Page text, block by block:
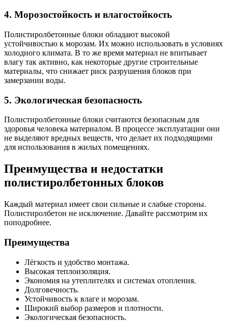
4. Морозостойкость и влагостойкость
Полистиролбетонные блоки обладают высокой
устойчивостью к морозам. Их можно использовать в условиях
холодного климата. В то же время материал не впитывает
влагу так активно, как некоторые другие строительные
материалы, что снижает риск разрушения блоков при
замерзании воды.
5. Экологическая безопасность
Полистиролбетонные блоки считаются безопасным для
здоровья человека материалом. В процессе эксплуатации они
не выделяют вредных веществ, что делает их подходящими
для использования в жилых помещениях.
Преимущества и недостатки
полистиролбетонных блоков
Каждый материал имеет свои сильные и слабые стороны.
Полистиролбетон не исключение. Давайте рассмотрим их
поподробнее.
Преимущества
Лёгкость и удобство монтажа.
Высокая теплоизоляция.
Экономия на утеплителях и системах отопления.
Долговечность.
Устойчивость к влаге и морозам.
Широкий выбор размеров и плотности.
Экологическая безопасность.